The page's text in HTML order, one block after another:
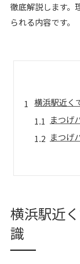
徹底解説します。
られる内容です。
横浜駅近く
まつげ
まつげ
上下
逆さまつげ
逆さま
横浜駅近
識